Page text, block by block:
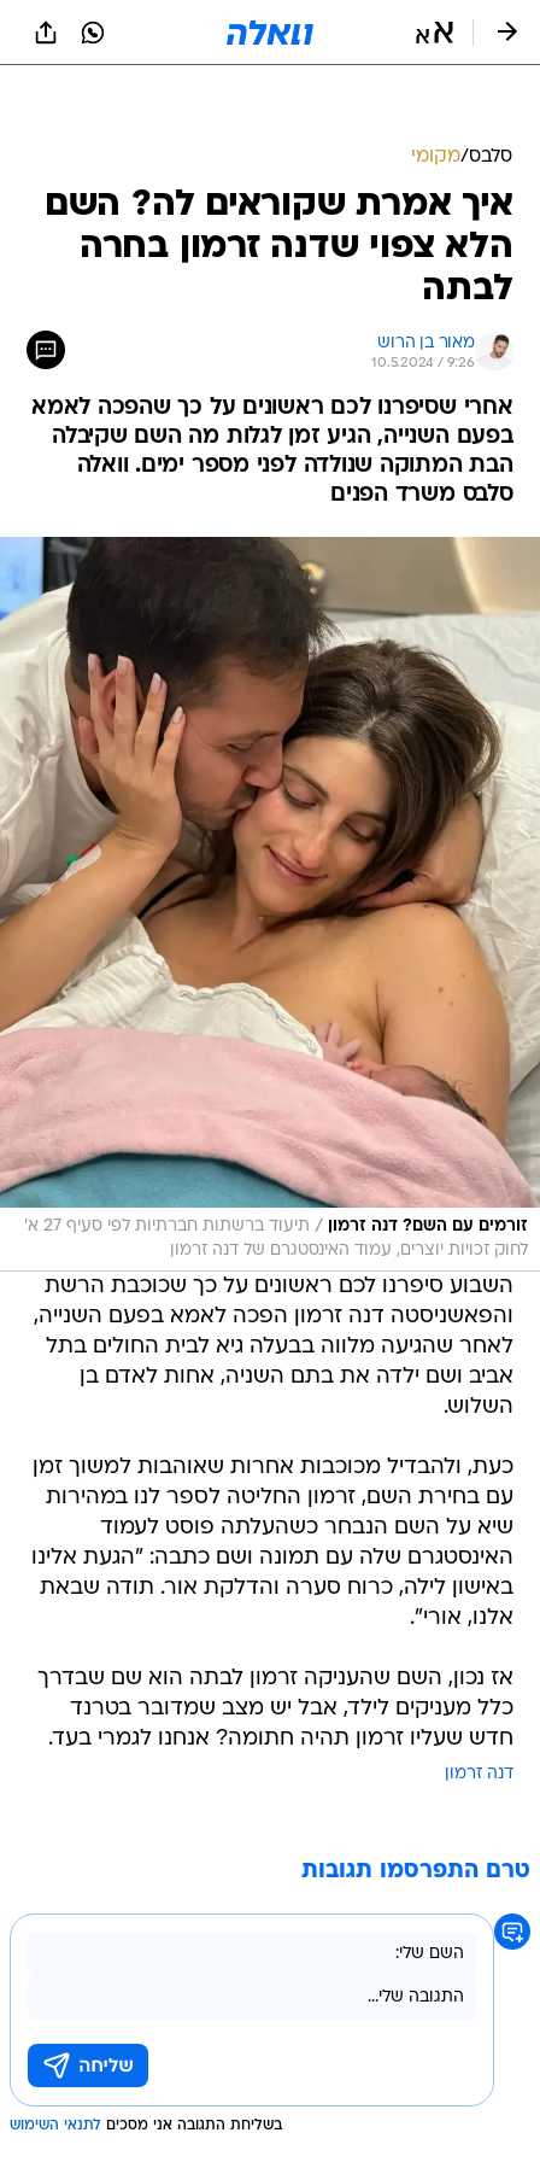
סלבס/מקומי
איך אמרת שקוראים לה? השם
הלא צפוי שדנה זרמון בחרה
לבתה
מאור בן הרוש
10.5.2024 / 9:26
אחרי שסיפרנו לכם ראשונים על כך שהפכה לאמא
בפעם השנייה, הגיע זמן לגלות מה השם שקיבלה
הבת המתוקה שנולדה לפני מספר ימים. וואלה
סלבס משרד הפנים
זורמים עם השם? דנה זרמון /
תיעוד ברשתות חברתיות לפי סעיף 27 א'
לחוק זכויות יוצרים, עמוד האינסטגרם של דנה זרמון
השבוע סיפרנו לכם ראשונים על כך שכוכבת הרשת
והפאשניסטה דנה זרמון הפכה לאמא בפעם השנייה,
לאחר שהגיעה מלווה בבעלה גיא לבית החולים בתל
אביב ושם ילדה את בתם השניה, אחות לאדם בן
השלוש.
כעת, ולהבדיל מכוכבות אחרות שאוהבות למשוך זמן
עם בחירת השם, זרמון החליטה לספר לנו במהירות
שיא על השם הנבחר כשהעלתה פוסט לעמוד
האינסטגרם שלה עם תמונה ושם כתבה: "הגעת אלינו
באישון לילה, כרוח סערה והדלקת אור. תודה שבאת
אלנו, אורי".
אז נכון, השם שהעניקה זרמון לבתה הוא שם שבדרך
כלל מעניקים לילד, אבל יש מצב שמדובר בטרנד
חדש שעליו זרמון תהיה חתומה? אנחנו לגמרי בעד.
דנה זרמון
טרם התפרסמו תגובות
בשליחת התגובה אני מסכים לתנאי השימוש